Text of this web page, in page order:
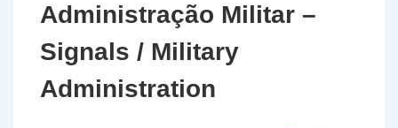
Administração Militar –
Signals / Military
Administration